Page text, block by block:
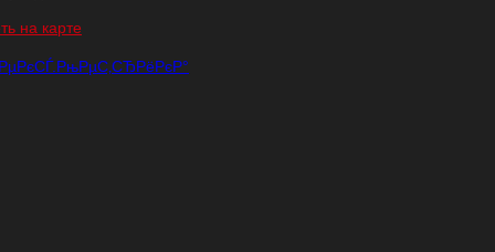
на карте